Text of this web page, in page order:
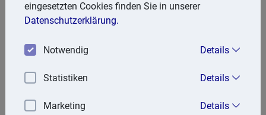
Aktuell
28.05.2026
Mehrwertsteuerbetrug: Rat einigt sich auf verstärkte
Zusammenarbeit mit EU-Ermittlungsbehörden
eingesetzten Cookies finden Sie in unserer
Datenschutzerklärung.
Notwendig Details
Statistiken Details
Marketing Details